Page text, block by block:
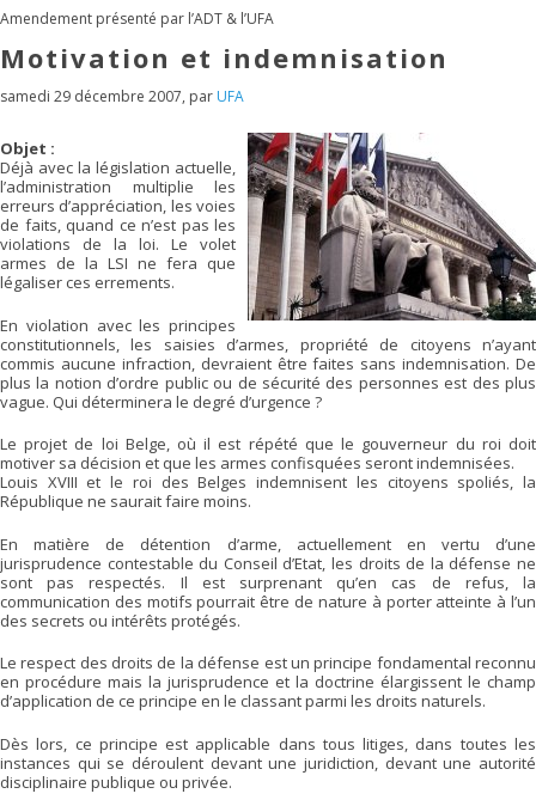
Amendement présenté par l’ADT & l’UFA
Motivation et indemnisation
samedi 29 décembre 2007, par UFA
Objet :
Déjà avec la législation actuelle,
l’administration multiplie les
erreurs d’appréciation, les voies
de faits, quand ce n’est pas les
violations de la loi. Le volet
armes de la LSI ne fera que
légaliser ces errements.
En violation avec les principes
constitutionnels, les saisies d’armes, propriété de citoyens n’ayant
commis aucune infraction, devraient être faites sans indemnisation. De
plus la notion d’ordre public ou de sécurité des personnes est des plus
vague. Qui déterminera le degré d’urgence ?
Le projet de loi Belge, où il est répété que le gouverneur du roi doit
motiver sa décision et que les armes confisquées seront indemnisées.
Louis XVIII et le roi des Belges indemnisent les citoyens spoliés, la
République ne saurait faire moins.
En matière de détention d’arme, actuellement en vertu d’une
jurisprudence contestable du Conseil d’Etat, les droits de la défense ne
sont pas respectés. Il est surprenant qu’en cas de refus, la
communication des motifs pourrait être de nature à porter atteinte à l’un
des secrets ou intérêts protégés.
Le respect des droits de la défense est un principe fondamental reconnu
en procédure mais la jurisprudence et la doctrine élargissent le champ
d’application de ce principe en le classant parmi les droits naturels.
Dès lors, ce principe est applicable dans tous litiges, dans toutes les
instances qui se déroulent devant une juridiction, devant une autorité
disciplinaire publique ou privée.